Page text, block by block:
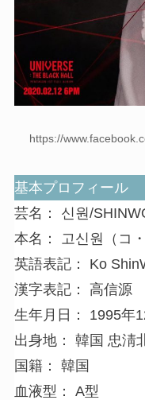
https://
基本プロフィール
芸名： 신원/
本名： 고신원（コ・
英語表記： Ko
漢字表記： 高信源
生年月日： 1995年
出身地： 韓国 忠淸
国籍： 韓国
血液型： A型